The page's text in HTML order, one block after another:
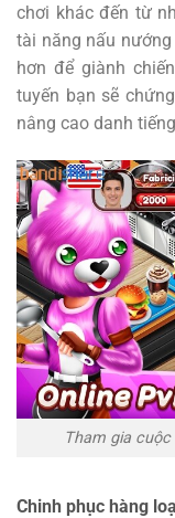
chơi khác đến từ
tài năng nấu
hơn để giành
tuyến bạn sẽ
nâng cao danh
Tham gia
Chinh phục hàng